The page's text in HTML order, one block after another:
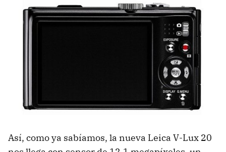
Así, como ya sabíamos, la nueva Leica V-Lux 20